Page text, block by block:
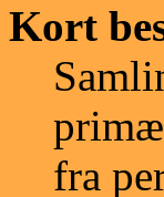
Kort
fra